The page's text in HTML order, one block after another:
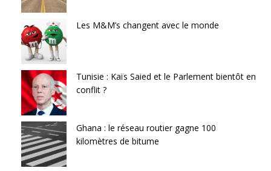
Les M&M’s changent avec le monde
Tunisie : Kaïs Saied et le Parlement bientôt en
conflit ?
Ghana : le réseau routier gagne 100
kilomètres de bitume